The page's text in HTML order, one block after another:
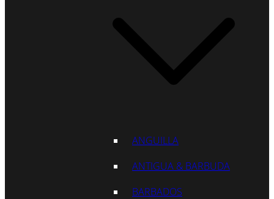
ANGUILLA
ANTIGUA & BARBUDA
BARBADOS